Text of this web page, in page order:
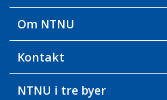
Om NTNU
Kontakt
NTNU i tre byer